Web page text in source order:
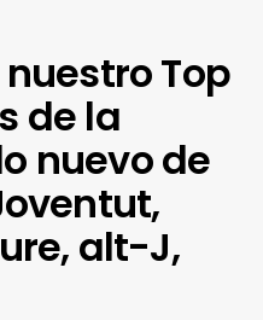
Top
de la
nuevo de
alt-J,